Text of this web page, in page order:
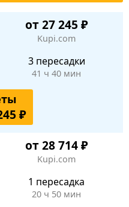
от 27 245 ₽
Kupi.com
3 пересадки
41 ч 40 мин
₽
от 28 714 ₽
Kupi.com
1 пересадка
20 ч 50 мин